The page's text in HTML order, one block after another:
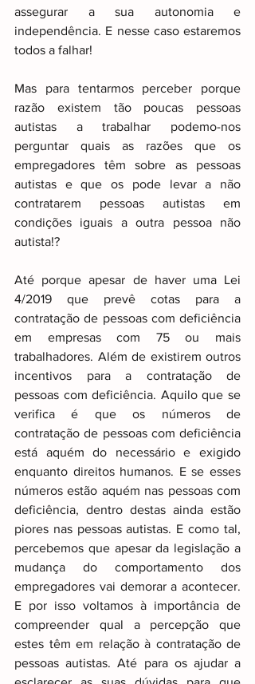
assegurar a sua autonomia e
independência. E nesse caso estaremos
todos a falhar!
Mas para tentarmos perceber porque
razão existem tão poucas pessoas
autistas a trabalhar podemo-nos
perguntar quais as razões que os
empregadores têm sobre as pessoas
autistas e que os pode levar a não
contratarem pessoas autistas em
condições iguais a outra pessoa não
autista!?
Até porque apesar de haver uma Lei
4/2019 que prevê cotas para a
contratação de pessoas com deficiência
em empresas com 75 ou mais
trabalhadores. Além de existirem outros
incentivos para a contratação de
pessoas com deficiência. Aquilo que se
verifica é que os números de
contratação de pessoas com deficiência
está aquém do necessário e exigido
enquanto direitos humanos. E se esses
números estão aquém nas pessoas com
deficiência, dentro destas ainda estão
piores nas pessoas autistas. E como tal,
percebemos que apesar da legislação a
mudança do comportamento dos
empregadores vai demorar a acontecer.
E por isso voltamos à importância de
compreender qual a percepção que
estes têm em relação à contratação de
pessoas autistas. Até para os ajudar a